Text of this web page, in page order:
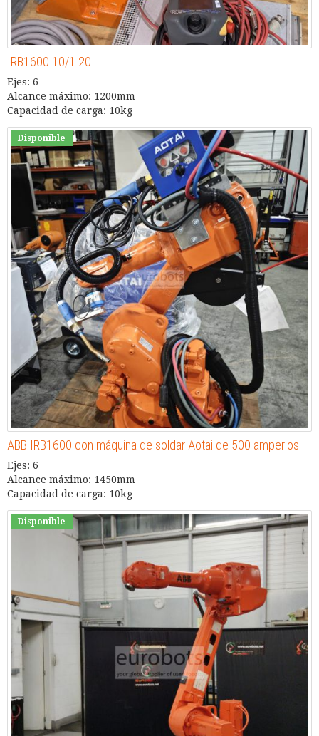
IRB1600 10/1.20
Ejes: 6
Alcance máximo: 1200mm
Capacidad de carga: 10kg
Disponible
ABB IRB1600 con máquina de soldar Aotai de 500 amperios
Ejes: 6
Alcance máximo: 1450mm
Capacidad de carga: 10kg
Disponible